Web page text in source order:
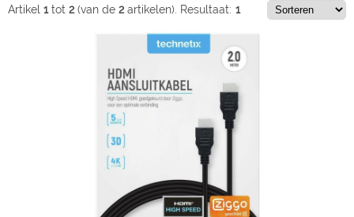
Artikel 1tot 2 (van de 2 artikelen). Resultaat: 1